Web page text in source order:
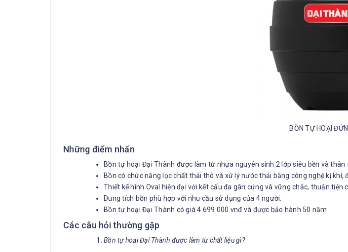
BỒN TỰ HOẠI
Những điểm nhấn
Bồn tự hoại Đại Thành được làm từ nhựa nguyên sinh 2 lớp siêu bền và
Bồn có chức năng lọc chất thải thô và xử lý nước thải bằng công nghệ kị
Thiết kế hình Oval hiện đại với kết cấu đa gân cứng và vững chắc, thuận tiện
Dung tích bồn phù hợp với nhu cầu sử dụng của 4 người.
Bồn tự hoại Đại Thành có giá 4.699.000 vnđ và được bảo hành 50 năm.
Các câu hỏi thường gặp
Bồn tự hoại Đại Thành được làm từ chất liệu gì?